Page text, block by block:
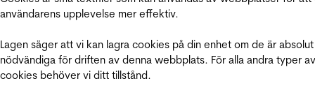
användarens upplevelse mer effektiv.
Lagen säger att vi kan lagra cookies på din enhet om de är absolut
nödvändiga för driften av denna webbplats. För alla andra typer av
cookies behöver vi ditt tillstånd.